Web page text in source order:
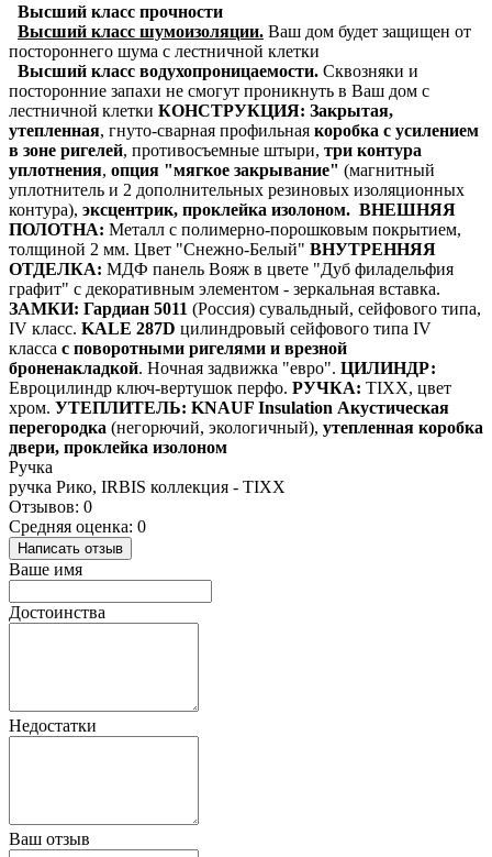
Высший класс прочности
Высший класс шумоизоляции. Ваш дом будет защищен от
постороннего шума с лестничной клетки
Высший класс водухопроницаемости. Сквозняки и
посторонние запахи не смогут проникнуть в Ваш дом с
лестничной клетки КОНСТРУКЦИЯ: Закрытая,
утепленная, гнуто-сварная профильная коробка с усилением
в зоне ригелей, противосъемные штыри, три контура
уплотнения, опция "мягкое закрывание" (магнитный
уплотнитель и 2 дополнительных резиновых изоляционных
контура), эксцентрик, проклейка изолоном. ВНЕШНЯЯ
ПОЛОТНА: Металл с полимерно-порошковым покрытием,
толщиной 2 мм. Цвет "Снежно-Белый" ВНУТРЕННЯЯ
ОТДЕЛКА: МДФ панель Вояж в цвете "Дуб филадельфия
графит" с декоративным элементом - зеркальная вставка.
ЗАМКИ: Гардиан 5011 (Россия) сувальдный, сейфового типа,
IV класс. KALE 287D цилиндровый сейфового типа IV
класса с поворотными ригелями и врезной
броненакладкой. Ночная задвижка "евро". ЦИЛИНДР:
Евроцилиндр ключ-вертушок перфо. РУЧКА: TIXX, цвет
хром. УТЕПЛИТЕЛЬ: KNAUF Insulation Акустическая
перегородка (негорючий, экологичный), утепленная коробка
двери, проклейка изолоном
Ручка
ручка Рико, IRBIS коллекция - TIXX
Отзывов: 0
Средняя оценка: 0
Написать отзыв
Ваше имя
Достоинства
Недостатки
Ваш отзыв